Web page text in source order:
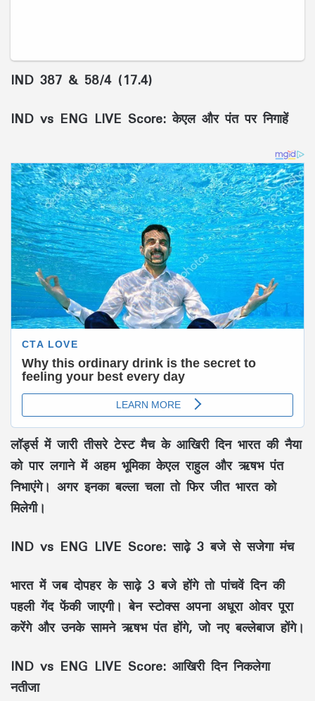
IND 387 & 58/4 (17.4)
IND vs ENG LIVE Score: केएल और पंत पर निगाहें
लॉर्ड्स में जारी तीसरे टेस्ट मैच के आखिरी दिन भारत की नैया
को पार लगाने में अहम भूमिका केएल राहुल और ऋषभ पंत
निभाएंगे। अगर इनका बल्ला चला तो फिर जीत भारत को
मिलेगी।
IND vs ENG LIVE Score: साढ़े 3 बजे से सजेगा मंच
भारत में जब दोपहर के साढ़े 3 बजे होंगे तो पांचवें दिन की
पहली गेंद फेंकी जाएगी। बेन स्टोक्स अपना अधूरा ओवर पूरा
करेंगे और उनके सामने ऋषभ पंत होंगे, जो नए बल्लेबाज होंगे।
IND vs ENG LIVE Score: आखिरी दिन निकलेगा
नतीजा